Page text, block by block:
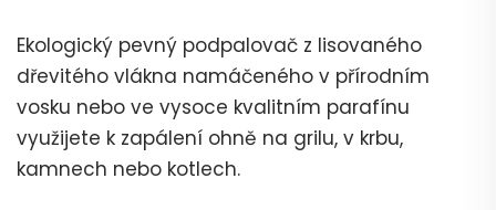
Ekologický pevný podpalovač z lisovaného
dřevitého vlákna namáčeného v přírodním
vosku nebo ve vysoce kvalitním parafínu
využijete k zapálení ohně na grilu, v krbu,
kamnech nebo kotlech.